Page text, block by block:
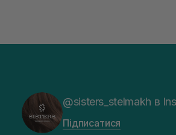
@sisters_stelmakh в
Підписатися